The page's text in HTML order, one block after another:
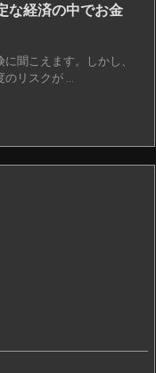
な経済の中でお金
聞こえます。しかし、
リスクが ...